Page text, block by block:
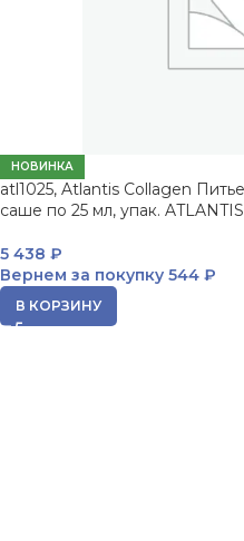
НОВИНКА
atl1025, Atlantis Collagen
саше по 25 мл, упак. ATLANTIS
5 438 ₽
Вернем за покупку 544 ₽
В КОРЗИНУ